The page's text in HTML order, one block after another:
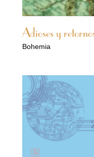
Adioses y
Bohemia